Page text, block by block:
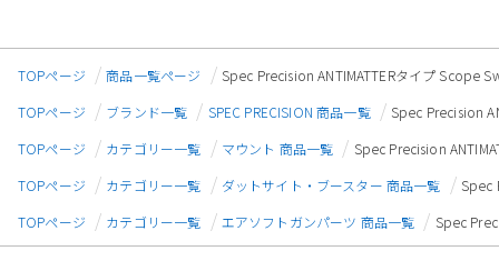
TOPページ 商品一覧ページ
Spec Precision ANTIMATTERタイプ Scope
TOPページ
ブランド一覧 SPEC PRECISION 商品一覧
Spec Precision
TOPページ
カテゴリー一覧 マウント 商品一覧
Spec Precision
TOPページ
カテゴリー一覧 ダットサイト・ブースター 商品一覧
Spec
TOPページ
カテゴリー一覧 エアソフトガンパーツ 商品一覧 Spec